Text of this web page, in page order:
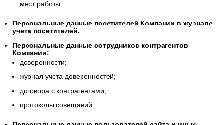
мест работы.
Персональные данные посетителей Компании в журнале
учета посетителей.
Персональные данные сотрудников контрагентов
Компании:
доверенности;
журнал учета доверенностей;
договора с контрагентами;
протоколы совещаний.